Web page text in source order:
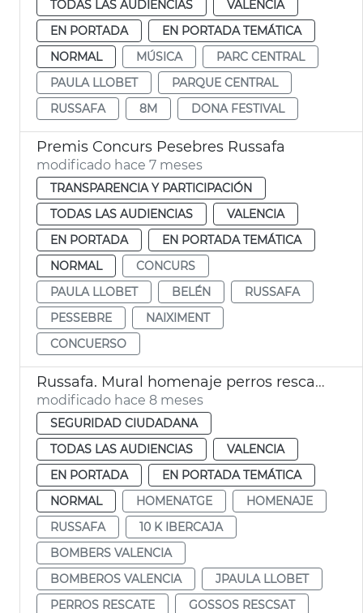
TODAS LAS AUDIENCIAS
VALENCIA
EN PORTADA
EN PORTADA TEMÁTICA
NORMAL
MÚSICA
PARC CENTRAL
PAULA LLOBET
PARQUE CENTRAL
RUSSAFA
8M DONA FESTIVAL
Premis Concurs Pesebres Russafa
modificado hace 7 meses
TRANSPARENCIA Y PARTICIPACIÓN
TODAS LAS AUDIENCIAS
VALENCIA
EN PORTADA
EN PORTADA TEMÁTICA
NORMAL
CONCURS
PAULA LLOBET
BELÉN
RUSSAFA
PESSEBRE
NAIXIMENT
CONCUERSO
Russafa. Mural homenaje perros rescate Bomberos València
modificado hace 8 meses
SEGURIDAD CIUDADANA
TODAS LAS AUDIENCIAS
VALENCIA
EN PORTADA
EN PORTADA TEMÁTICA
NORMAL
HOMENATGE
HOMENAJE
RUSSAFA
10 K IBERCAJA
BOMBERS VALENCIA
BOMBEROS VALENCIA
JPAULA LLOBET
PERROS RESCATE
GOSSOS RESCSAT